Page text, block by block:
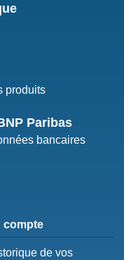
produits
Paribas
bancaires
compte
de vos